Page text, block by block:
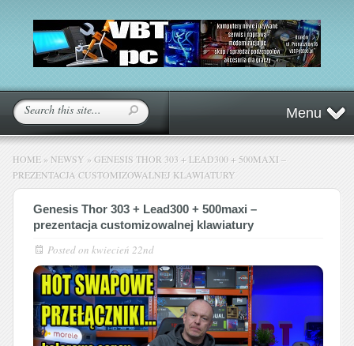
Menu
HOME » NEWSY » GENESIS THOR 303 + LEAD300 + 500MAXI –
PREZENTACJA CUSTOMIZOWALNEJ KLAWIATURY
Genesis Thor 303 + Lead300 + 500maxi –
prezentacja customizowalnej klawiatury
Posted on kwiecień 22nd